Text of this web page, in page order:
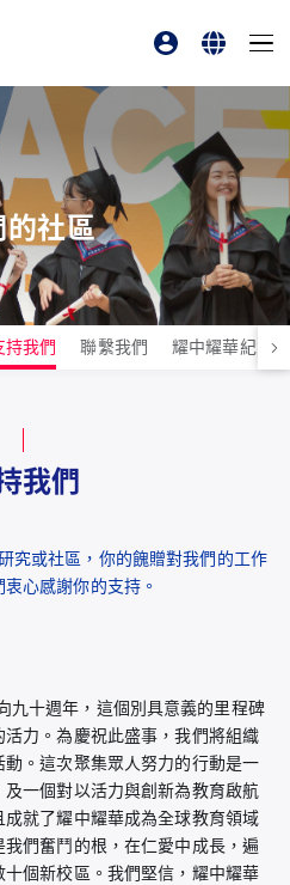
家長
English
繁體中文
的社區
持我們 聯繫我們 耀中耀華紀念
我們
究或社區，你的餽贈對我們的工作
心感謝你的支持。
九十週年，這個別具意義的里程碑
力。為慶祝此盛事，我們將組織
。這次聚集眾人努力的行動是一
一個對以活力與創新為教育啟航
就了耀中耀華成為全球教育領域
們奮鬥的根，在仁愛中成長，遍
個新校區。我們堅信，耀中耀華